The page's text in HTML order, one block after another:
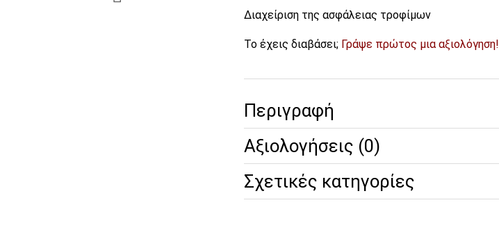
Διαχείριση της ασφάλειας τροφίμων
Το έχεις διαβάσει; Γράψε πρώτος μια αξιολόγηση!
Περιγραφή
Αξιολογήσεις (0)
Σχετικές κατηγορίες